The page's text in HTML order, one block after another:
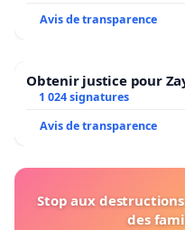
Avis de transparence
Obtenir justice pour
1 024 signatures
Avis de transparence
Stop aux
des